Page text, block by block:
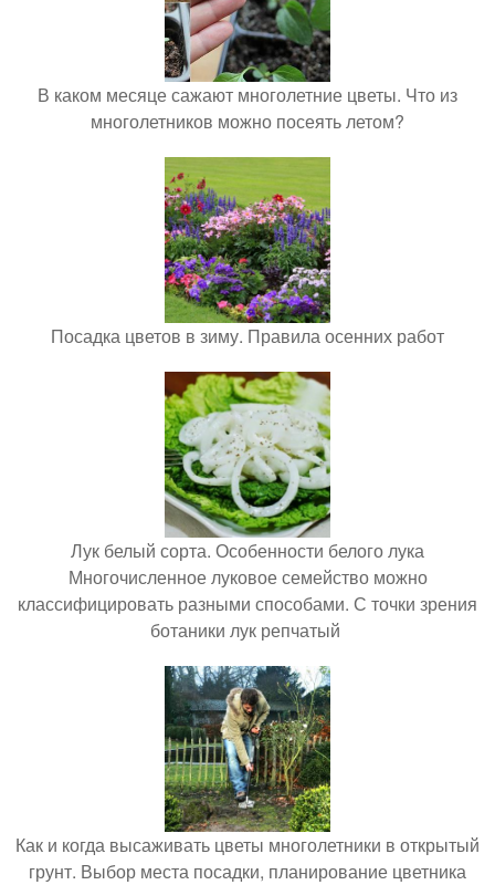
В каком месяце сажают многолетние цветы. Что из
многолетников можно посеять летом?
Посадка цветов в зиму. Правила осенних работ
Лук белый сорта. Особенности белого лука
Многочисленное луковое семейство можно
классифицировать разными способами. С точки зрения
ботаники лук репчатый
Как и когда высаживать цветы многолетники в открытый
грунт. Выбор места посадки, планирование цветника